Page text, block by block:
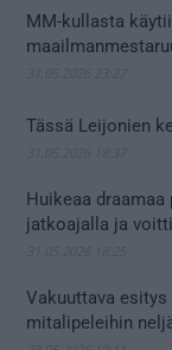
MM-kullasta
Tässä Leijonien
Huikeaa
jatkoajalla ja
Vakuuttava
mitalipeleihin